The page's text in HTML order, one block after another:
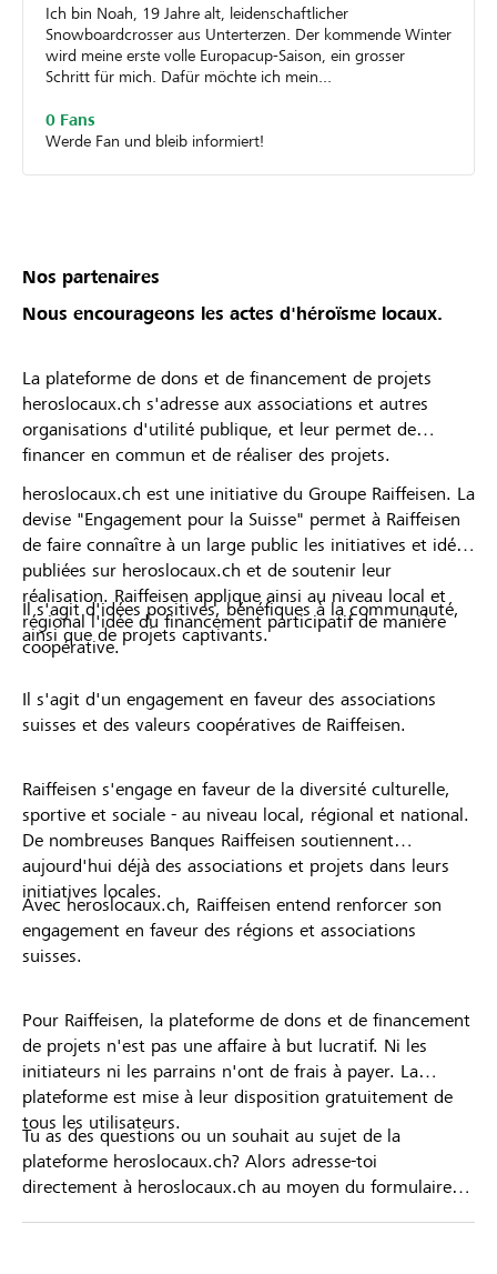
Ich bin Noah, 19 Jahre alt, leidenschaftlicher
Snowboardcrosser aus Unterterzen. Der kommende Winter
wird meine erste volle Europacup-Saison, ein grosser
Schritt für mich. Dafür möchte ich mein...
0 Fans
Werde Fan und bleib informiert!
Nos partenaires
Nous encourageons les actes d'héroïsme locaux.
La plateforme de dons et de financement de projets
heroslocaux.ch s'adresse aux associations et autres
organisations d'utilité publique, et leur permet de
financer en commun et de réaliser des projets.
heroslocaux.ch est une initiative du Groupe Raiffeisen. La
devise "Engagement pour la Suisse" permet à Raiffeisen
de faire connaître à un large public les initiatives et idées
publiées sur heroslocaux.ch et de soutenir leur
réalisation. Raiffeisen applique ainsi au niveau local et
régional l'idée du financement participatif de manière
coopérative.
Il s'agit d'idées positives, bénéfiques à la communauté,
ainsi que de projets captivants.
Il s'agit d'un engagement en faveur des associations
suisses et des valeurs coopératives de Raiffeisen.
Raiffeisen s'engage en faveur de la diversité culturelle,
sportive et sociale - au niveau local, régional et national.
De nombreuses Banques Raiffeisen soutiennent
aujourd'hui déjà des associations et projets dans leurs
initiatives locales.
Avec heroslocaux.ch, Raiffeisen entend renforcer son
engagement en faveur des régions et associations
suisses.
Pour Raiffeisen, la plateforme de dons et de financement
de projets n'est pas une affaire à but lucratif. Ni les
initiateurs ni les parrains n'ont de frais à payer. La
plateforme est mise à leur disposition gratuitement de
tous les utilisateurs.
Tu as des questions ou un souhait au sujet de la
plateforme heroslocaux.ch? Alors adresse-toi
directement à heroslocaux.ch au moyen du formulaire